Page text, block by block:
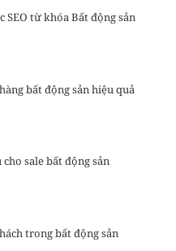
SEO từ khóa Bất động sản
bất động sản hiệu quả
sale bất động sản
trong bất động sản